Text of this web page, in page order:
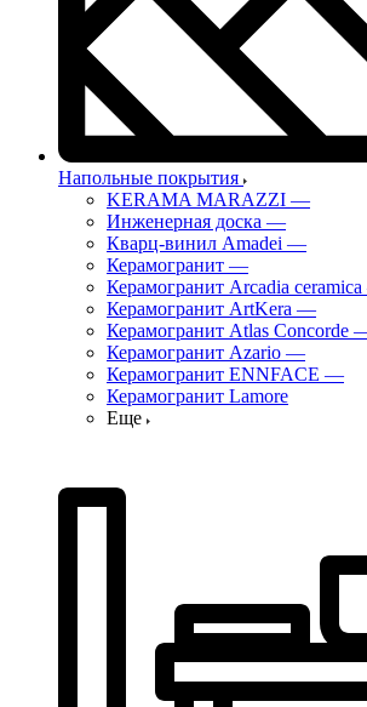
Напольные покрытия
KERAMA MARAZZI —
Инженерная доска —
Кварц-винил Amadei —
Керамогранит —
Керамогранит Arcadia ceramica
Керамогранит ArtKera —
Керамогранит Atlas Concorde
Керамогранит Azario —
Керамогранит ENNFACE —
Керамогранит Lamore
Еще